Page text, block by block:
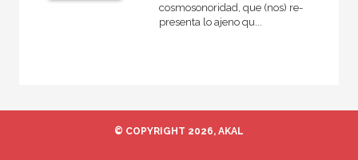
cosmosonoridad, que (nos) re-
presenta lo ajeno qu...
© COPYRIGHT 2026, AKAL